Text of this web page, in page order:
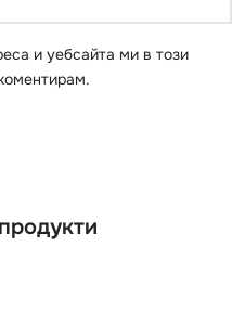
и уебсайта ми в този